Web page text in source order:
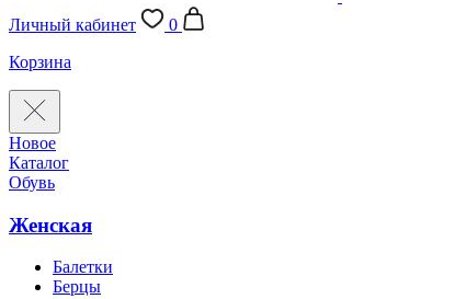
Личный кабинет
0
Корзина
Новое
Каталог
Обувь
Женская
Балетки
Берцы